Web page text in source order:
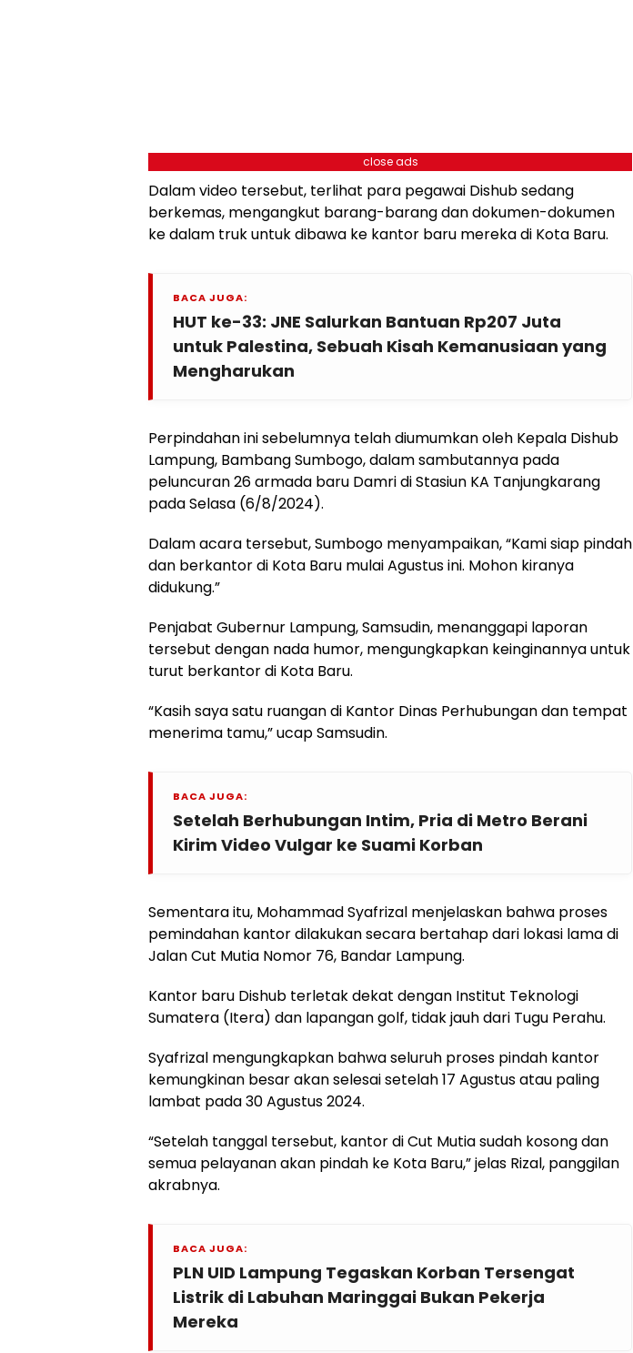
close ads
Dalam video tersebut, terlihat para pegawai Dishub sedang
berkemas, mengangkut barang-barang dan dokumen-dokumen
ke dalam truk untuk dibawa ke kantor baru mereka di Kota Baru.
BACA JUGA:
HUT ke-33: JNE Salurkan Bantuan Rp207 Juta
untuk Palestina, Sebuah Kisah Kemanusiaan yang
Mengharukan
Perpindahan ini sebelumnya telah diumumkan oleh Kepala Dishub
Lampung, Bambang Sumbogo, dalam sambutannya pada
peluncuran 26 armada baru Damri di Stasiun KA Tanjungkarang
pada Selasa (6/8/2024).
Dalam acara tersebut, Sumbogo menyampaikan, “Kami siap pindah
dan berkantor di Kota Baru mulai Agustus ini. Mohon kiranya
didukung.”
Penjabat Gubernur Lampung, Samsudin, menanggapi laporan
tersebut dengan nada humor, mengungkapkan keinginannya untuk
turut berkantor di Kota Baru.
“Kasih saya satu ruangan di Kantor Dinas Perhubungan dan tempat
menerima tamu,” ucap Samsudin.
BACA JUGA:
Setelah Berhubungan Intim, Pria di Metro Berani
Kirim Video Vulgar ke Suami Korban
Sementara itu, Mohammad Syafrizal menjelaskan bahwa proses
pemindahan kantor dilakukan secara bertahap dari lokasi lama di
Jalan Cut Mutia Nomor 76, Bandar Lampung.
Kantor baru Dishub terletak dekat dengan Institut Teknologi
Sumatera (Itera) dan lapangan golf, tidak jauh dari Tugu Perahu.
Syafrizal mengungkapkan bahwa seluruh proses pindah kantor
kemungkinan besar akan selesai setelah 17 Agustus atau paling
lambat pada 30 Agustus 2024.
“Setelah tanggal tersebut, kantor di Cut Mutia sudah kosong dan
semua pelayanan akan pindah ke Kota Baru,” jelas Rizal, panggilan
akrabnya.
BACA JUGA:
PLN UID Lampung Tegaskan Korban Tersengat
Listrik di Labuhan Maringgai Bukan Pekerja
Mereka